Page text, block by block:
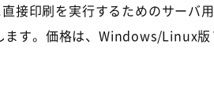
接印刷を実行するためのサーバ
す。価格は、Windows/Linux